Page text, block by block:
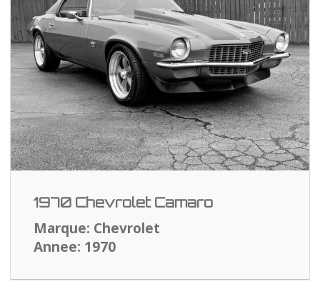
1970 Chevrolet Camaro
Marque: Chevrolet
Annee: 1970